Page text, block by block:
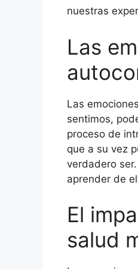
nuestras
Las
Las
sentimos,
proceso de
que a su vez
verdadero
aprender de
El
salud